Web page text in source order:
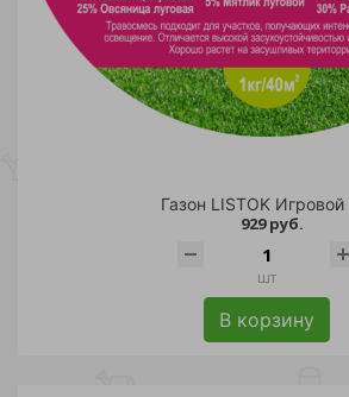
Газон LISTOK Игровой
929 руб.
шт
В корзину